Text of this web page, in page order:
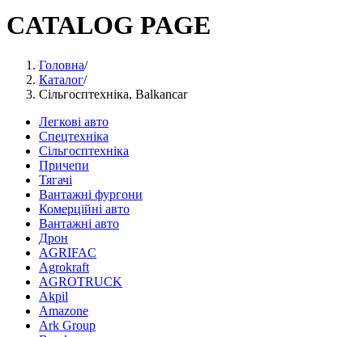
CATALOG PAGE
Головна/
Каталог/
Сільгосптехніка, Balkancar
Легкові авто
Спецтехніка
Сільгосптехніка
Причепи
Тягачі
Вантажні фургони
Комерційні авто
Вантажні авто
Дрон
AGRIFAC
Agrokraft
AGROTRUCK
Akpil
Amazone
Ark Group